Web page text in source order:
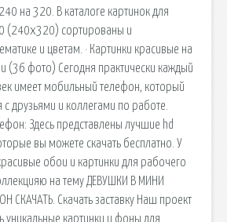
на 320. В каталоге картинок для
(240x320) сортированы и
и цветам. · Картинки красивые на
(36 фото) Сегодня практически каждый
имеет мобильный телефон, который
друзьями и коллегами по работе.
Здесь представлены лучшие hd
вы можете скачать бесплатно. У
обои и картинки для рабочего
на тему ДЕВУШКИ В МИНИ
СКАЧАТЬ. Скачать заставку Наш проект
уникальные картинки и фоны для